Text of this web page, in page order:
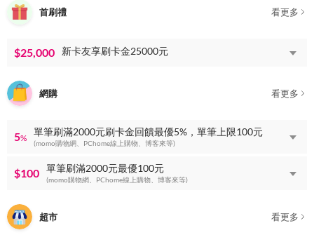
首刷禮 看更多
$25,000 新卡友享刷卡金25000元
網購 看更多
5%
單筆刷滿2000元刷卡金回饋最優5%，單筆上限100元
(momo購物網、PChome線上購物、博客來等)
$100 單筆刷滿2000元最優100元
(momo購物網、PChome線上購物、博客來等)
超市 看更多